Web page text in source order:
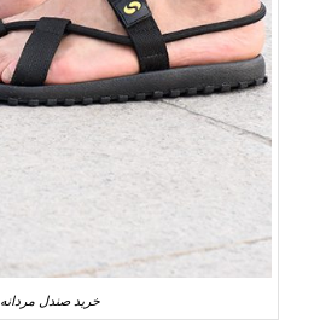
خرید صندل مردانه